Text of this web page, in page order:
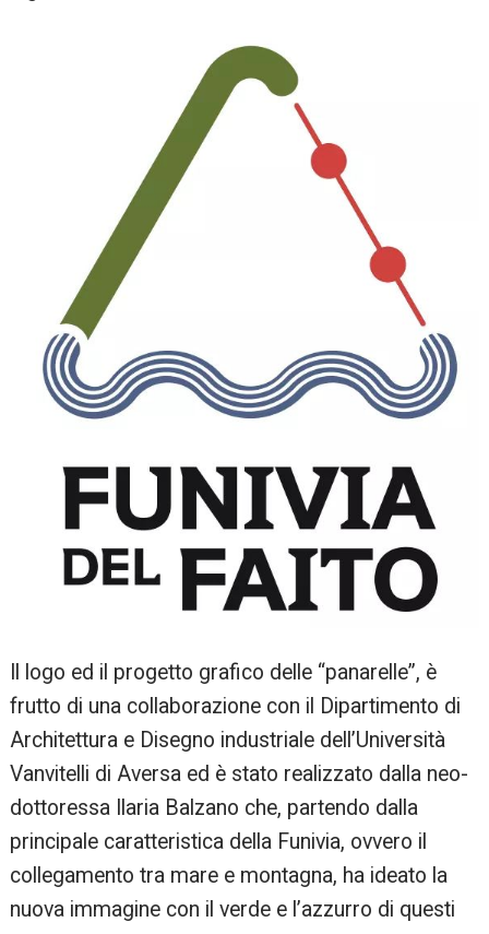
Il logo ed il progetto grafico delle “panarelle”, è
frutto di una collaborazione con il Dipartimento di
Architettura e Disegno industriale dell’Università
Vanvitelli di Aversa ed è stato realizzato dalla neo-
dottoressa Ilaria Balzano che, partendo dalla
principale caratteristica della Funivia, ovvero il
collegamento tra mare e montagna, ha ideato la
nuova immagine con il verde e l’azzurro di questi